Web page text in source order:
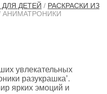
ДЛЯ ДЕТЕЙ / РАСКРАСКИ ИЗ
АНИМАТРОНИКИ
увлекательных
разукрашка’.
ярких эмоций и